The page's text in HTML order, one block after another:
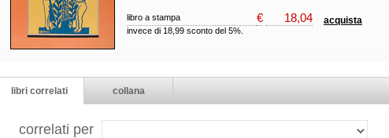
libro a stampa € 18,04 acquista
invece di 18,99 sconto del 5%.
libri correlati collana
correlati per